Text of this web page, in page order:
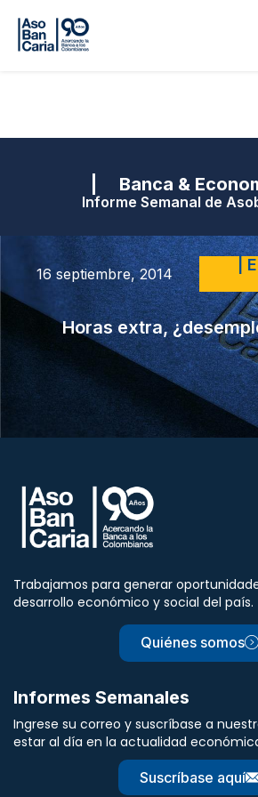
| Banca &
Informe Semanal de
16 septiembre, 2014 |
Horas extra,
Trabajamos para generar
desarrollo económico y social del país.
Quiénes somos
Informes Semanales
Ingrese su correo y suscríbase a
estar al día en la actualidad
Suscríbase aquí